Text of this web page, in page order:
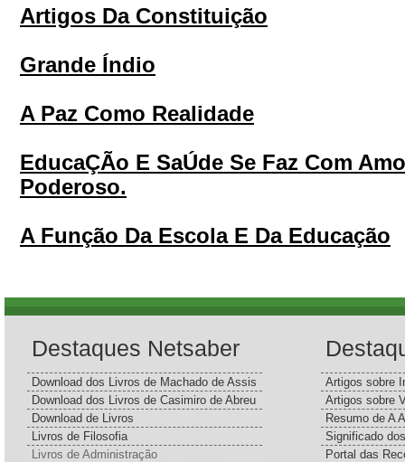
Artigos Da Constituição
Grande Índio
A Paz Como Realidade
EducaÇÃo E SaÚde Se Faz Com
Poderoso.
A Função Da Escola E Da Educação
Destaques Netsaber
Download dos Livros de Machado de Assis
Download dos Livros de Casimiro de Abreu
Download de Livros
Livros de Filosofia
Livros de Administração
Artigos sobre
Artigos sobre
Resumo de A
Significado
Portal das